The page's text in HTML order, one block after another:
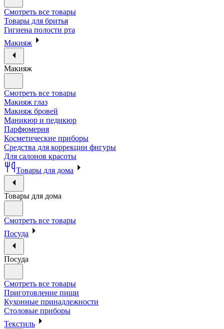
Смотреть все товары
Товары для бритья
Гигиена полости рта
Макияж
Макияж
Смотреть все товары
Макияж глаз
Макияж бровей
Маникюр и педикюр
Парфюмерия
Косметические приборы
Средства для коррекции фигуры
Для салонов красоты
Товары для дома
Товары для дома
Смотреть все товары
Посуда
Посуда
Смотреть все товары
Приготовление пищи
Кухонные принадлежности
Столовые приборы
Текстиль